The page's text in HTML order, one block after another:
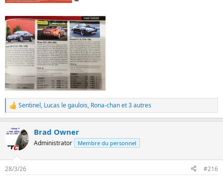
L
e
r
a
i
Sentinel, Lucas le gaulois, Rona-chanet 3 autres
Brad Owner
Administrator Membre du personnel
28/3/26 #216